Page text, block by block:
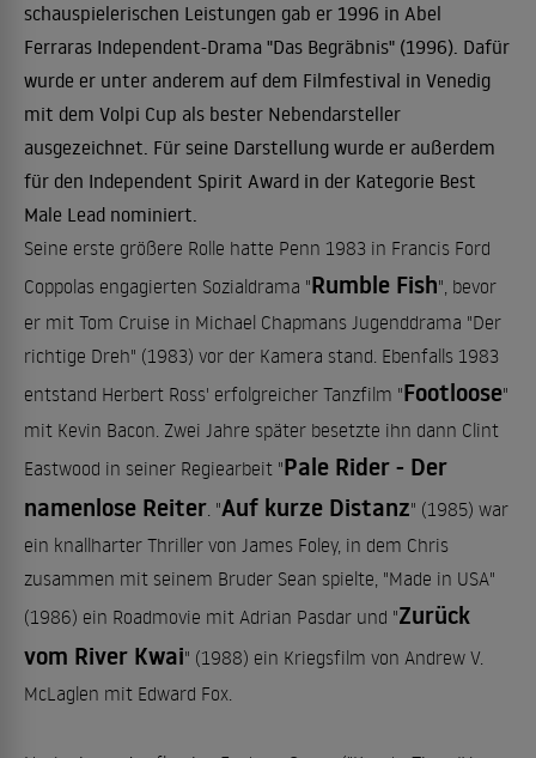
schauspielerischen Leistungen gab er 1996 in Abel
Ferraras Independent-Drama "Das Begräbnis" (1996). Dafür
wurde er unter anderem auf dem Filmfestival in Venedig
mit dem Volpi Cup als bester Nebendarsteller
ausgezeichnet. Für seine Darstellung wurde er außerdem
für den Independent Spirit Award in der Kategorie Best
Male Lead nominiert.
Seine erste größere Rolle hatte Penn 1983 in Francis Ford
Coppolas engagierten Sozialdrama "Rumble Fish", bevor
er mit Tom Cruise in Michael Chapmans Jugenddrama "Der
richtige Dreh" (1983) vor der Kamera stand. Ebenfalls 1983
entstand Herbert Ross' erfolgreicher Tanzfilm "Footloose"
mit Kevin Bacon. Zwei Jahre später besetzte ihn dann Clint
Eastwood in seiner Regiearbeit "Pale Rider - Der
namenlose Reiter. "Auf kurze Distanz" (1985) war
ein knallharter Thriller von James Foley, in dem Chris
zusammen mit seinem Bruder Sean spielte, "Made in USA"
(1986) ein Roadmovie mit Adrian Pasdar und "Zurück
vom River Kwai" (1988) ein Kriegsfilm von Andrew V.
McLaglen mit Edward Fox.